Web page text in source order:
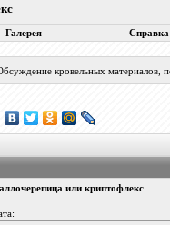
Галерея Справка
кровельных материалов,
или криптофлекс